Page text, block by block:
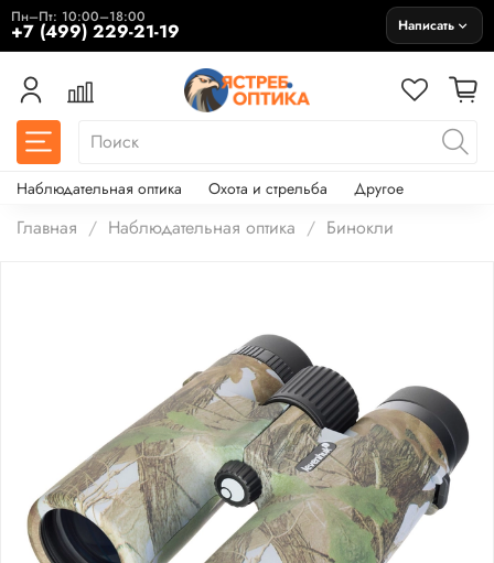
Пн–Пт: 10:00–18:00
+7 (499) 229-21-19 Написать
Наблюдательная оптика Охота и стрельба Другое
Главная Наблюдательная оптика Бинокли